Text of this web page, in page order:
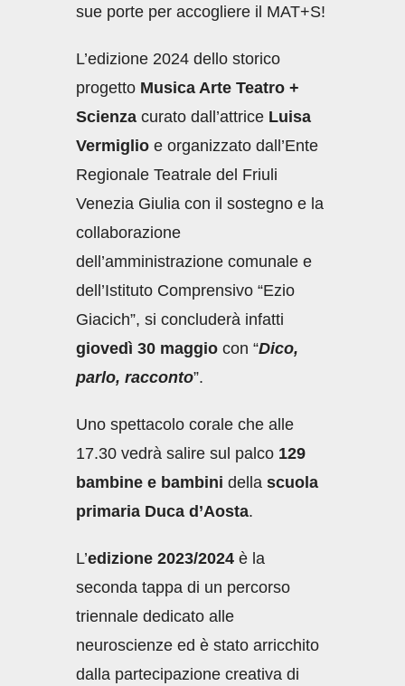
sue porte per accogliere il MAT+S!
L’edizione 2024 dello storico
progetto Musica Arte Teatro +
Scienza curato dall’attrice Luisa
Vermiglio e organizzato dall’Ente
Regionale Teatrale del Friuli
Venezia Giulia con il sostegno e la
collaborazione
dell’amministrazione comunale e
dell’Istituto Comprensivo “Ezio
Giacich”, si concluderà infatti
giovedì 30 maggio con “Dico,
parlo, racconto”.
Uno spettacolo corale che alle
17.30 vedrà salire sul palco 129
bambine e bambini della scuola
primaria Duca d’Aosta.
L’edizione 2023/2024 è la
seconda tappa di un percorso
triennale dedicato alle
neuroscienze ed è stato arricchito
dalla partecipazione creativa di